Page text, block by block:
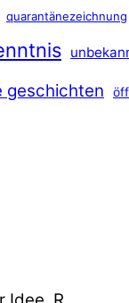
quarantänezeichnung
geschichten